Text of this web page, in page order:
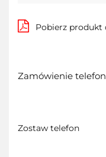
Pobierz produkt
Zamówienie
Zostaw telefon